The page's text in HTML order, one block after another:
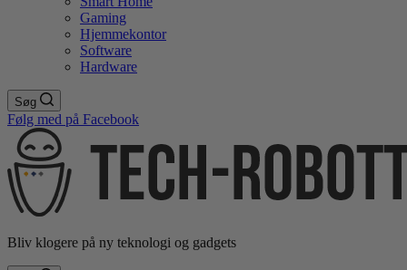
Gaming
Hjemmekontor
Software
Hardware
Søg
Følg med på Facebook
Bliv klogere på ny teknologi og gadgets